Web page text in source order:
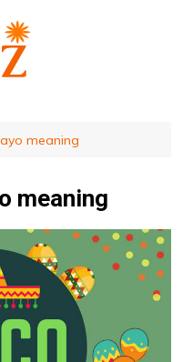
meaning
meaning